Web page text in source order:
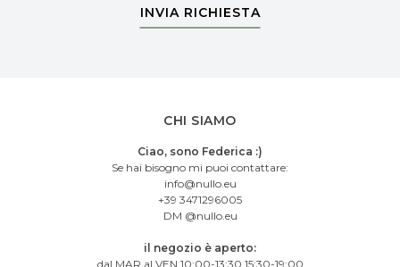
INVIA RICHIESTA
CHI SIAMO
Ciao, sono Federica :)
Se hai bisogno mi puoi contattare:
info@nullo.eu
+39 3471296005
DM @nullo.eu
il negozio è aperto:
dal MAR al VEN 10:00-13:30 15:30-19:00